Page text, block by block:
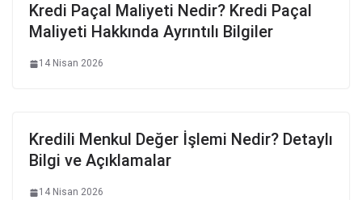
Kredi Paçal Maliyeti Nedir? Kredi Paçal
Maliyeti Hakkında Ayrıntılı Bilgiler
14 Nisan 2026
Kredili Menkul Değer İşlemi Nedir? Detaylı
Bilgi ve Açıklamalar
14 Nisan 2026